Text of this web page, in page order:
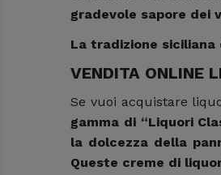
gradevole sapore dei
La tradizione
VENDITA ONLINE
Se vuoi acquistare
gamma di “Liquori
la dolcezza della
Queste creme di